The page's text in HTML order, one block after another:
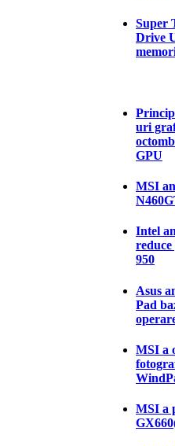
Super
Drive
uri
GPU
MSI
Intel
950
Asus
Pad
MSI a
MSI a